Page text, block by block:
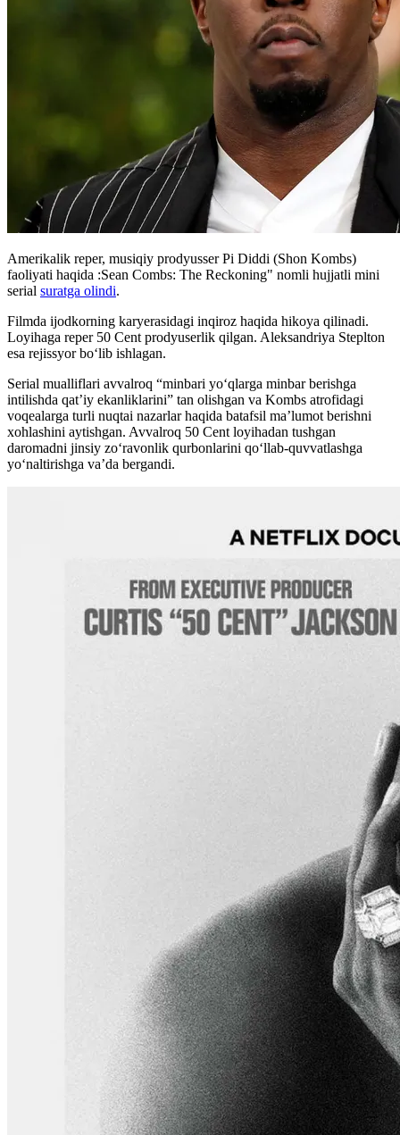
Amerikalik reper, musiqiy prodyusser Pi Diddi (Shon Kombs)
faoliyati haqida :Sean Combs: The Reckoning" nomli hujjatli mini
serial suratga olindi.
Filmda ijodkorning karyerasidagi inqiroz haqida hikoya qilinadi.
Loyihaga reper 50 Cent prodyuserlik qilgan. Aleksandriya Steplton
esa rejissyor boʻlib ishlagan.
Serial mualliflari avvalroq “minbari yo‘qlarga minbar berishga
intilishda qat’iy ekanliklarini” tan olishgan va Kombs atrofidagi
voqealarga turli nuqtai nazarlar haqida batafsil ma’lumot berishni
xohlashini aytishgan. Avvalroq 50 Cent loyihadan tushgan
daromadni jinsiy zo‘ravonlik qurbonlarini qo‘llab-quvvatlashga
yo‘naltirishga va’da bergandi.